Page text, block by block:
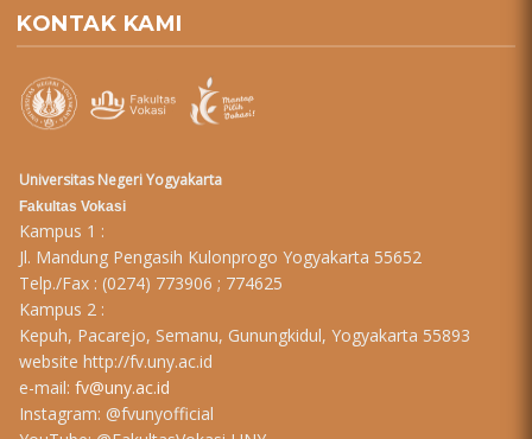
KONTAK KAMI
Universitas Negeri Yogyakarta
Fakultas Vokasi
Kampus 1 :
Jl. Mandung Pengasih Kulonprogo Yogyakarta 55652
Telp./Fax : (0274) 773906 ; 774625
Kampus 2 :
Kepuh, Pacarejo, Semanu, Gunungkidul, Yogyakarta 55893
websitehttp://fv.uny.ac.id
e-mail:fv@uny.ac.id
Instagram: @fvunyofficial